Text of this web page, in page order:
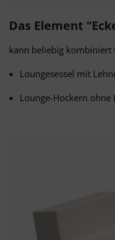
Das Element
kann beliebig
Loungesessel mit
Lounge-Hockern ohne